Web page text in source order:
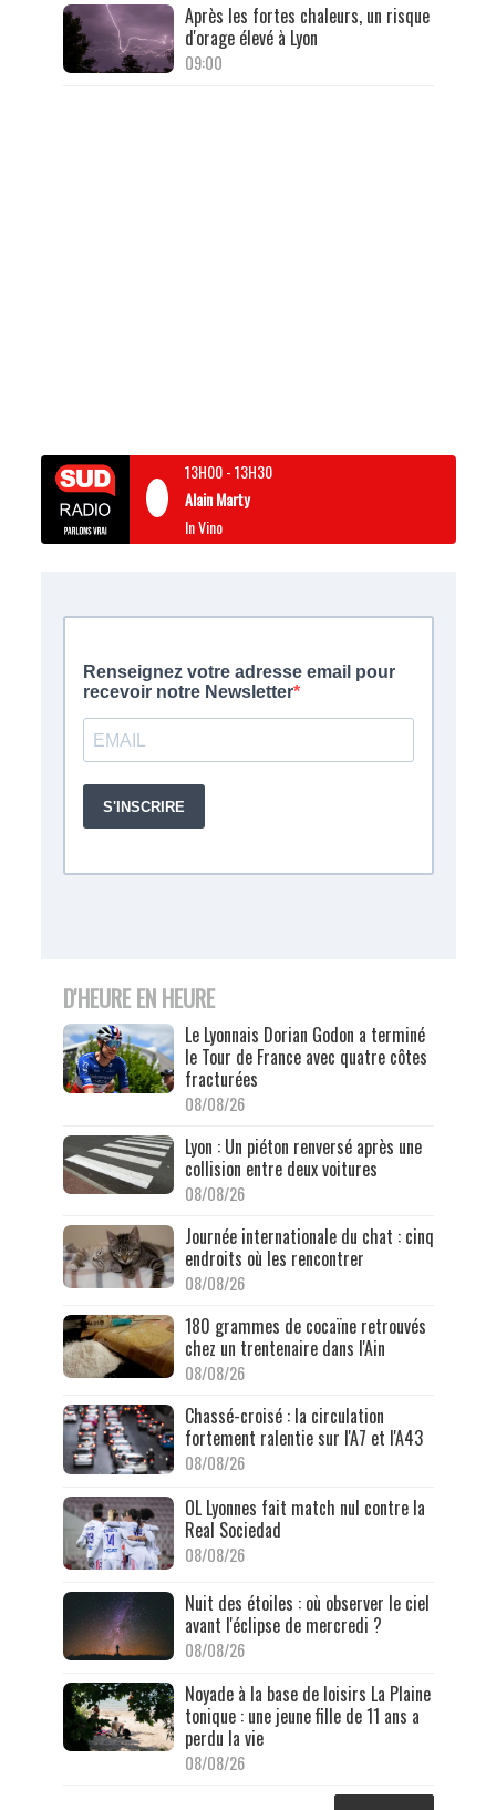
Après les fortes chaleurs, un risque
d'orage élevé à Lyon
09:00
13H00-13H30
Alain Marty
In Vino
D'HEURE EN HEURE
Le Lyonnais Dorian Godon a terminé
le Tour de France avec quatre côtes
fracturées
08/08/26
Lyon : Un piéton renversé après une
collision entre deux voitures
08/08/26
Journée internationale du chat : cinq
endroits où les rencontrer
08/08/26
180 grammes de cocaïne retrouvés
chez un trentenaire dans l'Ain
08/08/26
Chassé-croisé : la circulation
fortement ralentie sur l'A7 et l'A43
08/08/26
OL Lyonnes fait match nul contre la
Real Sociedad
08/08/26
Nuit des étoiles : où observer le ciel
avant l'éclipse de mercredi ?
08/08/26
Noyade à la base de loisirs La Plaine
tonique : une jeune fille de 11 ans a
perdu la vie
08/08/26